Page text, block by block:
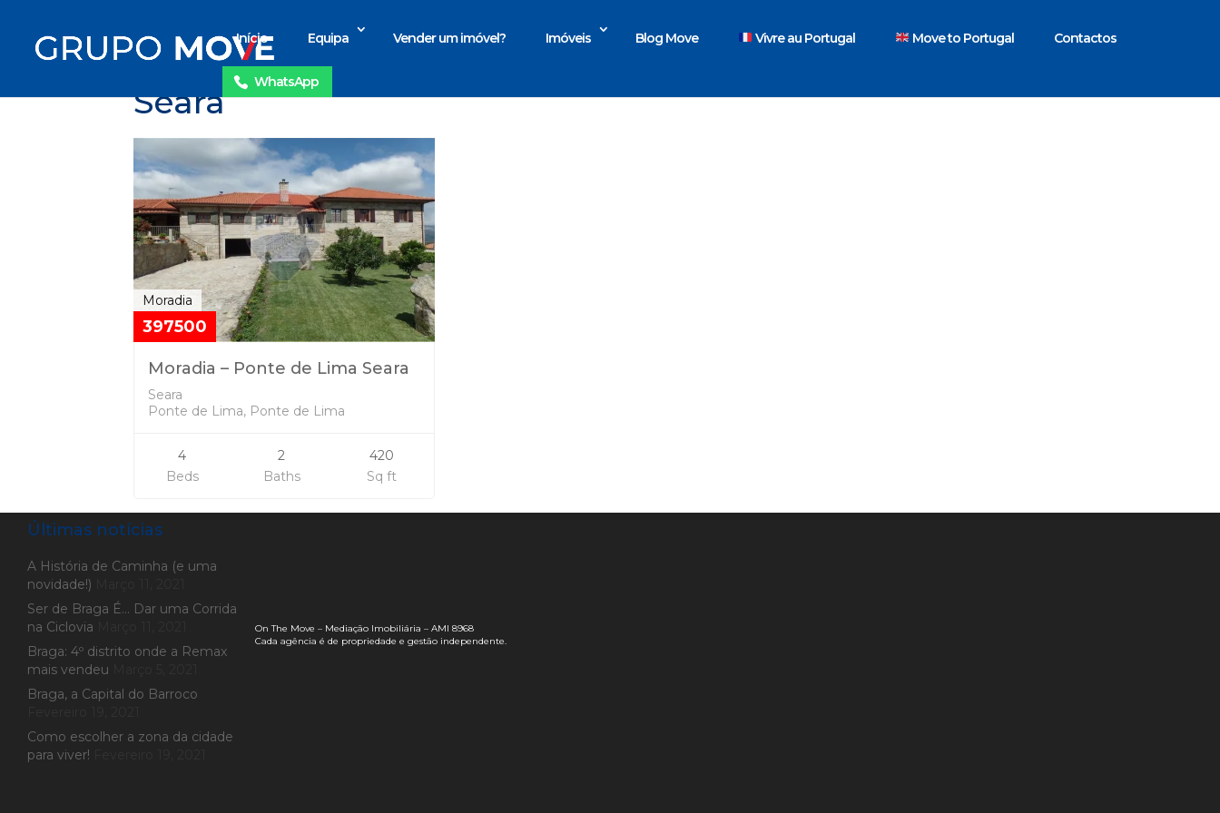
Início Equipa Vender um imóvel? Imóveis Blog Move Vivre au Portugal Move to Portugal Contactos
WhatsApp
Seara
Moradia
397500
Moradia – Ponte de Lima Seara
Seara
Ponte de Lima, Ponte de Lima
4
Beds
2
Baths
420
Sq ft
Últimas notícias
A História de Caminha (e uma
novidade!)
Ser de Braga É… Dar uma Corrida
na Ciclovia
Braga: 4º distrito onde a Remax
mais vendeu
Braga, a Capital do Barroco
Como escolher a zona da cidade
para viver!
On The Move – Mediação Imobiliária – AMI 8968
Cada agência é de propriedade e gestão independente.